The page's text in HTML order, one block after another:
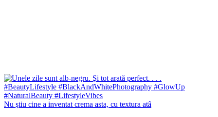
Nu ştiu cine a inventat crema asta, cu textura atâ